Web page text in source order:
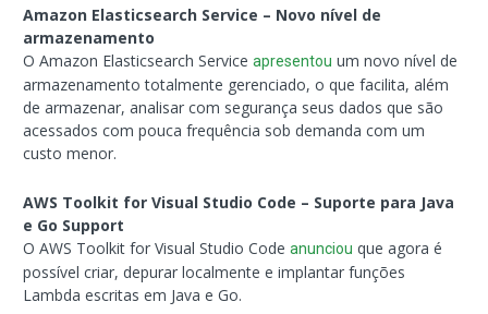
Amazon Elasticsearch Service – Novo nível de
armazenamento
O Amazon Elasticsearch Serviceapresentou um novo nível de
armazenamento totalmente gerenciado, o que facilita, além
de armazenar, analisar com segurança seus dados que são
acessados com pouca frequência sob demanda com um
custo menor.
AWS Toolkit for Visual Studio Code – Suporte para Java
e Go Support
O AWS Toolkit for Visual Studio Codeanunciou que agora é
possível criar, depurar localmente e implantar funções
Lambda escritas em Java e Go.